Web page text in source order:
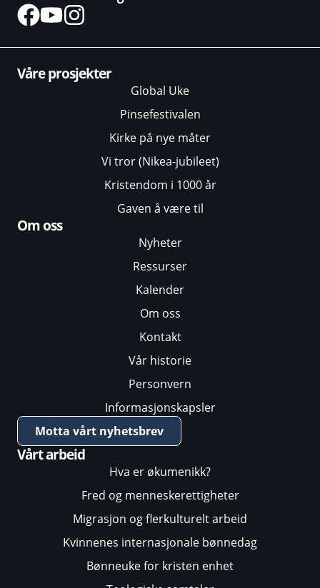
Våre prosjekter
Global Uke
Pinsefestivalen
Kirke på nye måter
Vi tror (Nikea-jubileet)
Kristendom i 1000 år
Gaven å være til
Om oss
Nyheter
Ressurser
Kalender
Om oss
Kontakt
Vår historie
Personvern
Informasjonskapsler
Motta vårt nyhetsbrev
Vårt arbeid
Hva er økumenikk?
Fred og menneskerettigheter
Migrasjon og flerkulturelt arbeid
Kvinnenes internasjonale bønnedag
Bønneuke for kristen enhet